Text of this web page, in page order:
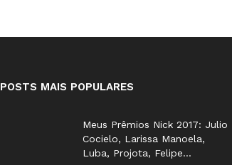
POSTS MAIS POPULARES
Meus Prêmios Nick 2017: Julio
Cocielo, Larissa Manoela,
Luba, Projota, Felipe...